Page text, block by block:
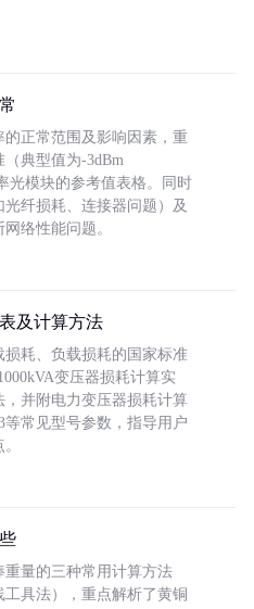
正常范围及影响因素，重
典型值为-3dBm
光模块的参考值表格。同时
纤损耗、连接器问题）及
络性能问题。
及计算方法
耗、负载损耗的国家标准
变压器损耗计算实
并附电力变压器损耗计算
等常见型号参数，指导用户
量的三种常用计算方法
工具法），重点解析了黄铜